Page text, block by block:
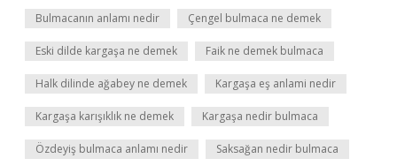
Bulmacanın anlamı nedir Çengel bulmaca ne demek
Eski dilde kargaşa ne demek Faik ne demek bulmaca
Halk dilinde ağabey ne demek Kargaşa eş anlami nedir
Kargaşa karışıklık ne demek Kargaşa nedir bulmaca
Özdeyiş bulmaca anlamı nedir Saksağan nedir bulmaca